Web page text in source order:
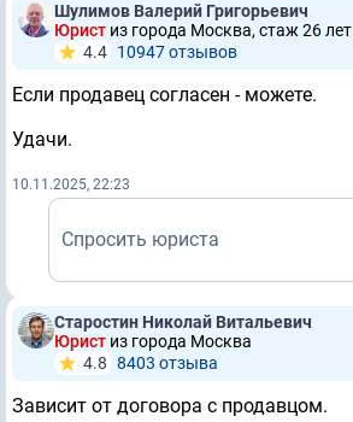
Шулимов Валерий Григорьевич
Юрист из города Москва, стаж 26 лет
4.4 10947 отзывов
Если продавец согласен - можете.
Удачи.
10.11.2025, 22:23
Спросить юриста
Старостин Николай Витальевич
Юрист из города Москва
4.8 8403 отзывa
Зависит от договора с продавцом.